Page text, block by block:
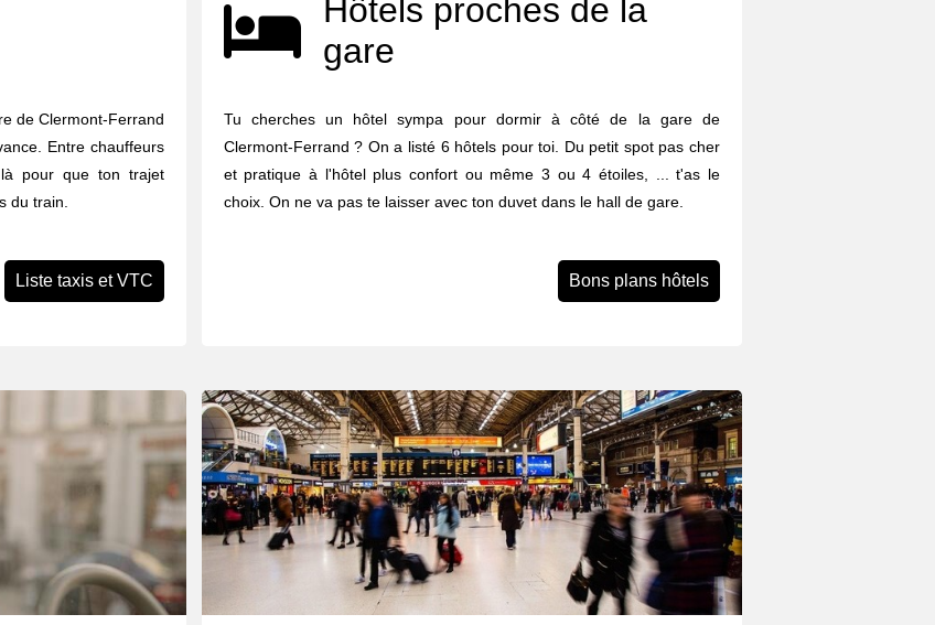
de Clermont-Ferrand
Entre chauffeurs
pour que ton trajet
du train.
Liste taxis et VTC
Hôtels proches de la
gare
Tu cherches un hôtel sympa pour dormir à côté de la gare de
Clermont-Ferrand ? On a listé 6 hôtels pour toi. Du petit spot pas cher
et pratique à l'hôtel plus confort ou même 3 ou 4 étoiles, ... t'as le
choix. On ne va pas te laisser avec ton duvet dans le hall de gare.
Bons plans hôtels